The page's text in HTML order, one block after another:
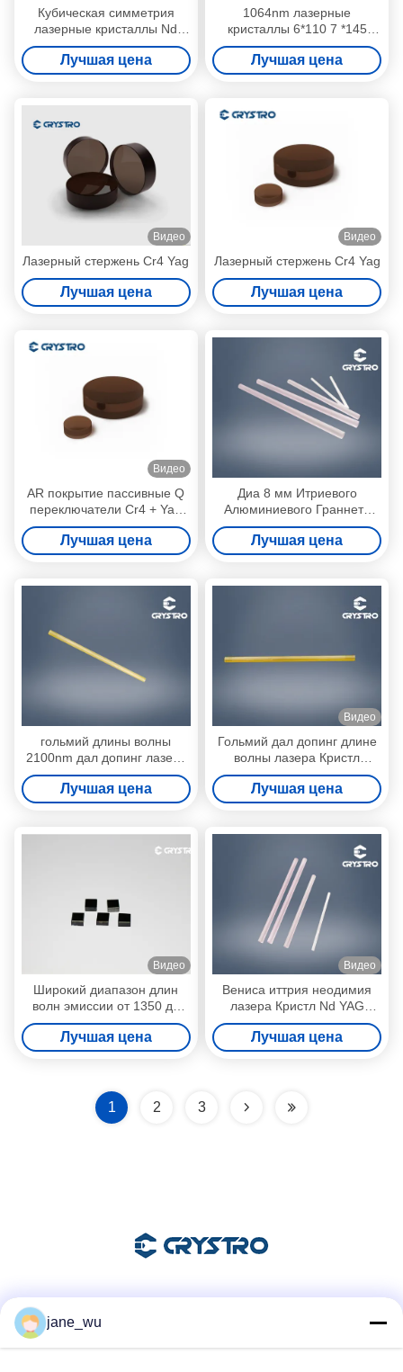
Кубическая симметрия
лазерные кристаллы Nd
YAG лазерный стержень
высокая теплопроводность
Лучшая цена
1064nm лазерные
кристаллы 6*110 7 *145
8*165 8*185 Nd YAG
лазерный стержень
Лучшая цена
Видео
Лазерный стержень Cr4 Yag
Лучшая цена
Видео
Лазерный стержень Cr4 Yag
Лучшая цена
Видео
AR покрытие пассивные Q
переключатели Cr4 + Yag
лазерный стержень для
красоты лазерной машины
Лучшая цена
Диа 8 мм Итриевого
Алюминиевого Граннета
Лазерные Стержни Nd YAG
Однокристаллические
Лучшая цена
гольмий длины волны
2100nm дал допинг лазеру
Кристл штанге
алюминиевой венисы
иттрия Ho YAG
Лучшая цена
Видео
Гольмий дал допинг длине
волны лазера Кристл
2100nm алюминиевой
венисы иттрия Ho YAG
Лучшая цена
Видео
Широкий диапазон длин
волн эмиссии от 1350 до
1600 нм в кристаллическом
лазерном стержнем Cr4
YAG для различных
Лучшая цена
Видео
Вениса иттрия неодимия
лазера Кристл Nd YAG
наивысшей мощности
алюминиевая
Лучшая цена
1 2 3
jane_wu